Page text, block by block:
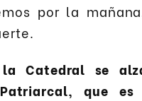
por la
Catedral se
que es